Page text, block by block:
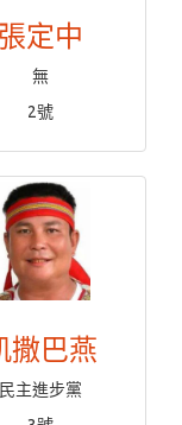
張定中
無
2號
撒巴燕
民主進步黨